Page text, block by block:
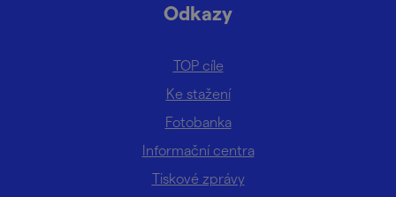
Odkazy
TOP cíle
Ke stažení
Fotobanka
Informační centra
Tiskové zprávy